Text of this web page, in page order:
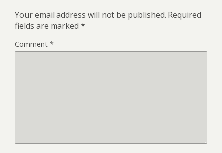
Your email address will not be published. Required
fields are marked *
Comment *